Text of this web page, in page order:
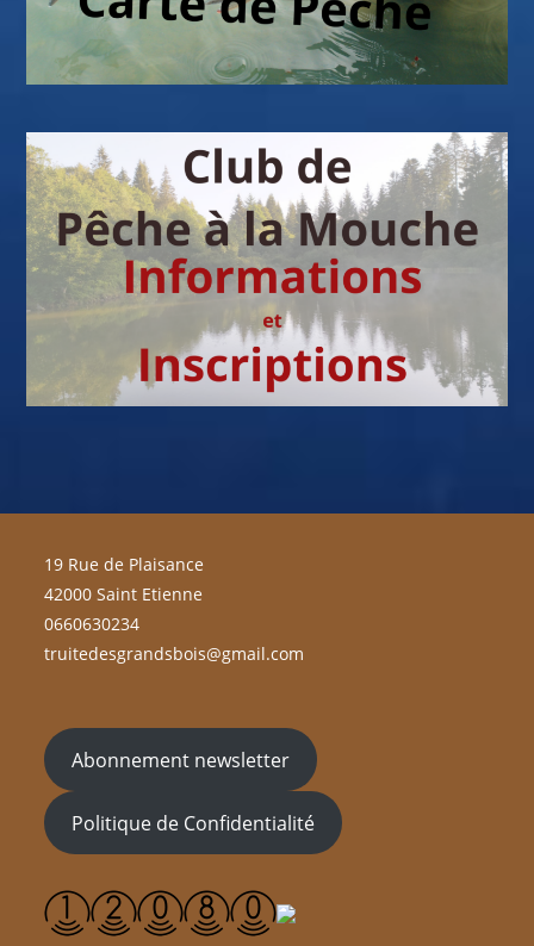
19 Rue de Plaisance
42000 Saint Etienne
0660630234
truitedesgrandsbois@gmail.com
Abonnement newsletter
Politique de Confidentialité